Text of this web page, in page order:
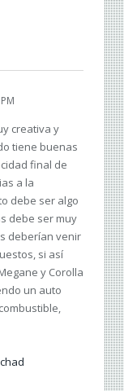
creativa y
tiene buenas
final de
a la
debe ser algo
debe ser muy
deberían venir
si así
y Corolla
un auto